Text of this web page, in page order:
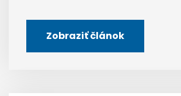
Zobraziť článok